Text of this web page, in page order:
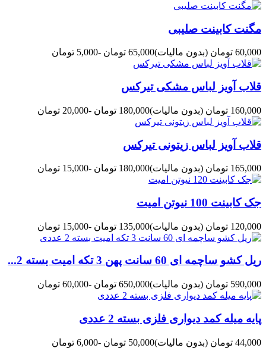
مگنت کابینت صلیبی
60,000 تومان (بدون مالیات)65,000 تومان -5,000 تومان
قلاب آویز لباس مشکی تیرکس
160,000 تومان (بدون مالیات)180,000 تومان -20,000 تومان
قلاب آویز لباس زیتونی تیرکس
165,000 تومان (بدون مالیات)180,000 تومان -15,000 تومان
جک کابینت 100 نیوتن امیت
120,000 تومان (بدون مالیات)135,000 تومان -15,000 تومان
ریل کشو ساچمه ای 60 سانت پهن 3 تکه امیت بسته 2...
590,000 تومان (بدون مالیات)650,000 تومان -60,000 تومان
پایه میله کمد دیواری فلزی بسته 2 عددی
44,000 تومان (بدون مالیات)50,000 تومان -6,000 تومان